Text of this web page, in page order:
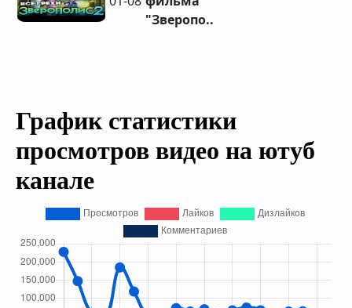
"Зверопо..
График статистики
просмотров видео на ютуб
канале